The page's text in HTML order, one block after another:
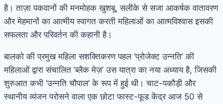
है। ताज़ा पकवानों की मनमोहक खुशबू, सलीके से सजा आकर्षक वातावरण
और मेहमानों का आत्मीय स्वागत करती महिलाओं का आत्मविश्वास इसकी
सफलता और परिवर्तन की कहानी है।
बालको की प्रमुख महिला सशक्तिकरण पहल ‘प्रोजेक्ट उन्नति’ की
महिलाओं द्वारा संचालित ‘ब्लैक मेज़’ उस यात्रा का नया अध्याय है, जिसकी
शुरुआत कभी ‘उन्नति चौपाल’ के रूप में हुई थी। चाट-पकौड़ी और
स्थानीय व्यंजन परोसने वाला एक छोटा फास्ट-फूड केंद्र आज 50 से